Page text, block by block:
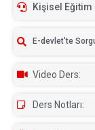
Kişisel Eğitim
E-devlet'te
Video Ders:
Ders Notları: